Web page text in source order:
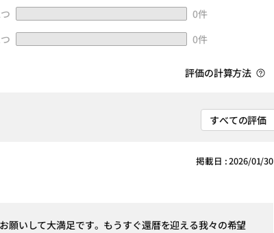
0件
0件
評価の計算方法
掲載日 : 2026/01/30
願いして大満足です。もうすぐ還暦を迎える我々の希望